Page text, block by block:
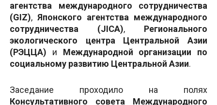
агентства международного сотрудничества
(GIZ), Японского агентства международного
сотрудничества (JICA), Регионального
экологического центра Центральной Азии
(РЭЦЦА) и Международной организации по
социальному развитию Центральной Азии.
Заседание проходило на полях
Консультативного совета Международного